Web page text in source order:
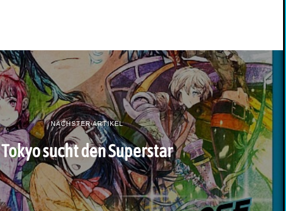
NÄCHSTER ARTIKEL
Tokyo sucht den Superstar